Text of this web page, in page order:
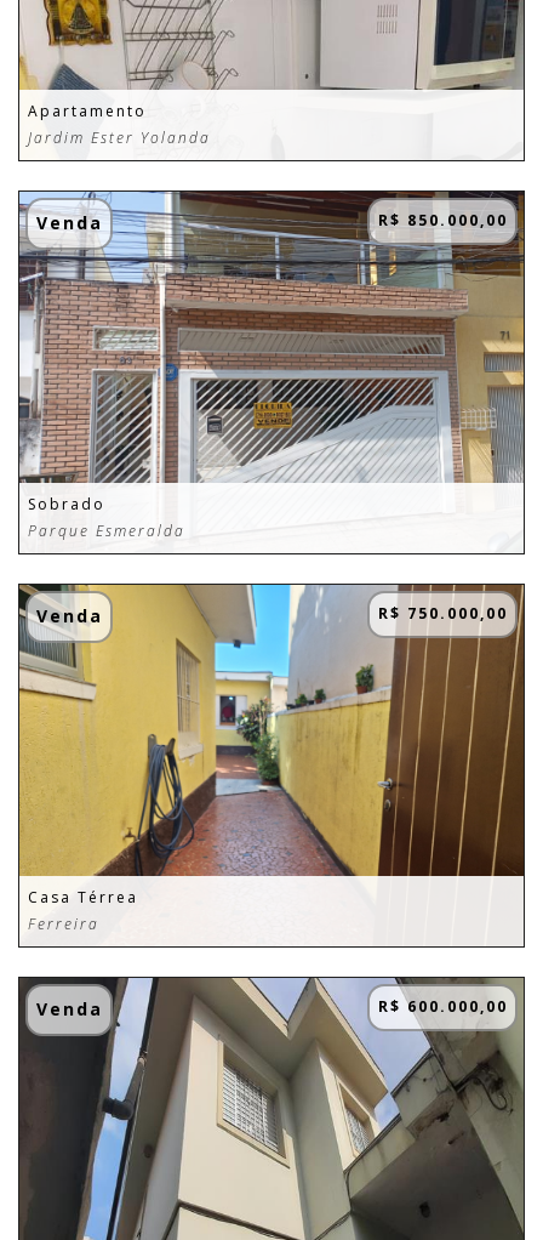
Apartamento
Jardim Ester Yolanda
Venda R$ 850.000,00
Sobrado
Parque Esmeralda
Venda R$ 750.000,00
Casa Térrea
Ferreira
Venda R$ 600.000,00